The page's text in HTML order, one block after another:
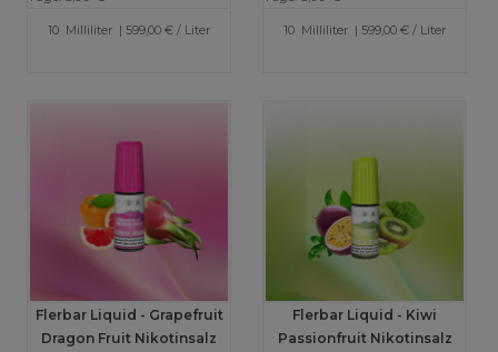
10 Milliliter | 599,00 € / Liter 10 Milliliter | 599,00 € / Liter
Flerbar Liquid - Grapefruit
Dragon Fruit Nikotinsalz
Flerbar Liquid - Kiwi
Passionfruit Nikotinsalz